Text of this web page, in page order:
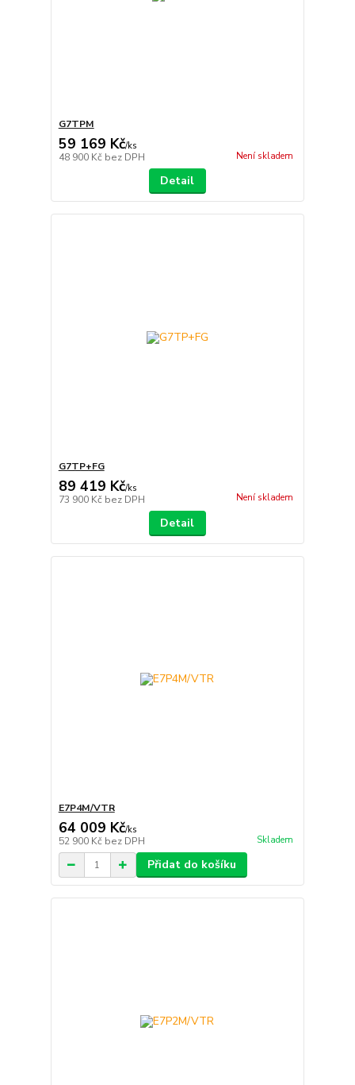
G7TPM
59 169 Kč/ks
48 900 Kč bez DPH Není skladem
Detail
G7TP+FG
89 419 Kč/ks
73 900 Kč bez DPH Není skladem
Detail
E7P4M/VTR
64 009 Kč/ks
52 900 Kč bez DPH Skladem
Přidat do košíku